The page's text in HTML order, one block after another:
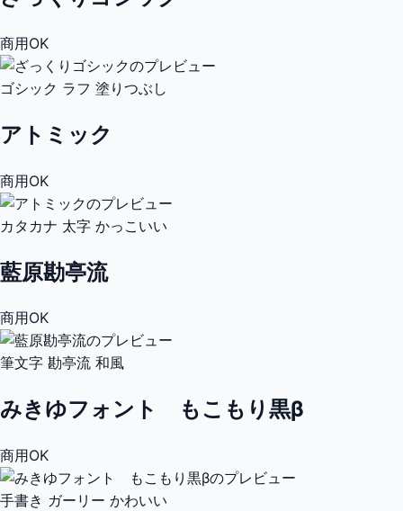
商用OK
ゴシック ラフ 塗りつぶし
アトミック
商用OK
カタカナ 太字 かっこいい
藍原勘亭流
商用OK
筆文字 勘亭流 和風
みきゆフォント もこもり黒β
商用OK
手書き ガーリー かわいい